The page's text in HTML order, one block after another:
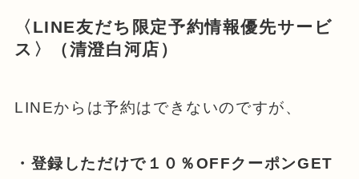
〈LINE友だち限定予約情報優先サービ
ス〉（清澄白河店）
LINEからは予約はできないのですが、
・登録しただけで１０％OFFクーポンGET